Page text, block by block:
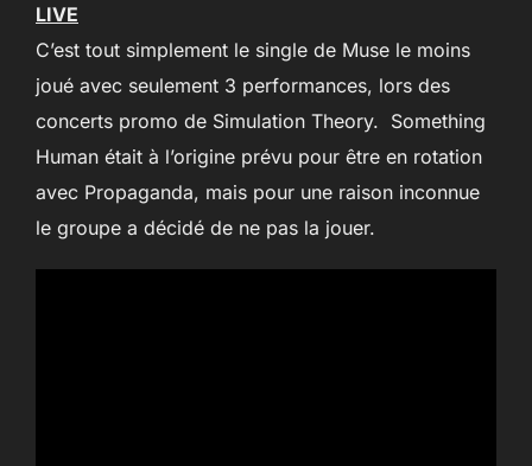
LIVE
C’est tout simplement le single de Muse le moins
joué avec seulement 3 performances, lors des
concerts promo de Simulation Theory. Something
Human était à l’origine prévu pour être en rotation
avec Propaganda, mais pour une raison inconnue
le groupe a décidé de ne pas la jouer.